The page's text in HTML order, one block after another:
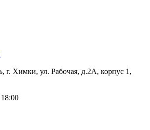
г. Химки, ул. Рабочая, д.2А, корпус 1,